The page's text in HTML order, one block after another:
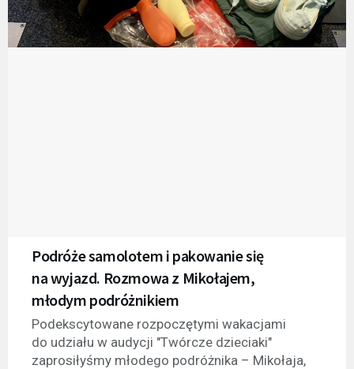
Podróże samolotem i pakowanie się
na wyjazd. Rozmowa z Mikołajem,
młodym podróżnikiem
Podekscytowane rozpoczętymi wakacjami
do udziału w audycji "Twórcze dzieciaki"
zaprosiłyśmy młodego podróżnika – Mikołaja,